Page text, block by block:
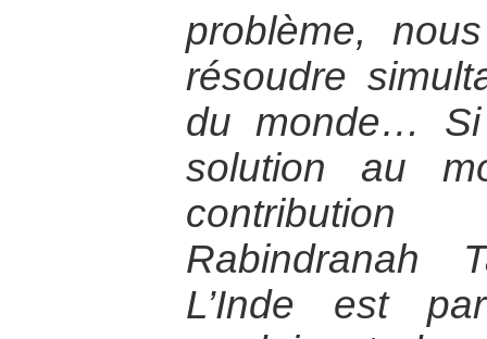
problème,
résoudre
du monde… Si
solution au
contribution
Rabindranah
L’Inde est